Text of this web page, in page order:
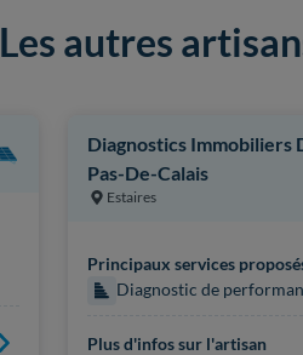
Les autres
Diagnostics Immobiliers
Pas-De-Calais
Estaires
Principaux services
Diagnostic de
Plus d'infos sur l'artisan